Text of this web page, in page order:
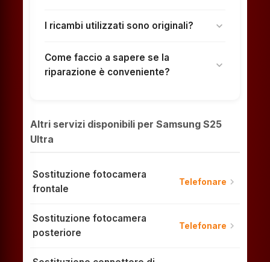
I ricambi utilizzati sono originali? expand_more
Come faccio a sapere se la
riparazione è conveniente?
expand_more
Altri servizi disponibili per Samsung S25
Ultra
Sostituzione fotocamera
frontale
Telefonare chevron_right
Sostituzione fotocamera
posteriore
Telefonare chevron_right